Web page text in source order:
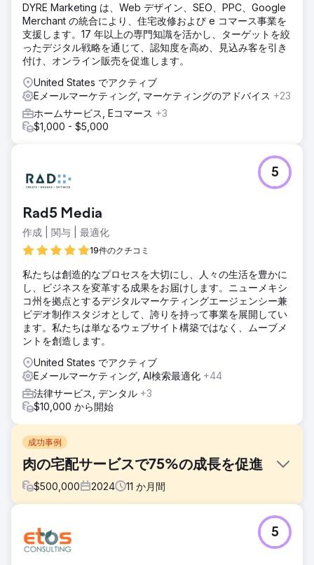
DYRE Marketing は、Web デザイン、SEO、PPC、Google
Merchant の統合により、住宅改修および e コマース事業を
支援します。17 年以上の専門知識を活かし、ターゲットを絞
ったデジタル戦略を通じて、認知度を高め、見込み客を引き
付け、オンライン販売を促進します。
United States でアクティブ
Eメールマーケティング, マーケティングのアドバイス +23
ホームサービス, Eコマース +3
$1,000 - $5,000
Rad5 Media
作成 | 関与 | 最適化
19件のクチコミ
5
私たちは創造的なプロセスを大切にし、人々の生活を豊かに
し、ビジネスを変革する成果をお届けします。ニューメキシ
コ州を拠点とするデジタルマーケティングエージェンシー兼
ビデオ制作スタジオとして、誇りを持って事業を展開してい
ます。私たちは単なるウェブサイト構築ではなく、ムーブメ
ントを創造します。
United States でアクティブ
Eメールマーケティング, AI検索最適化 +44
法律サービス, デンタル +3
$10,000 から開始
成功事例
肉の宅配サービスで75%の成長を促進
$500,000 2024 11 か月間
現代的なファーマーズマーケットである Walden Local は、
デジタルエクスペリエンスを近代化し、会員基盤を拡大する
5